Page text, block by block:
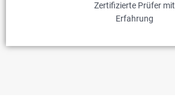
Zertifizierte Prüfer mit
Erfahrung